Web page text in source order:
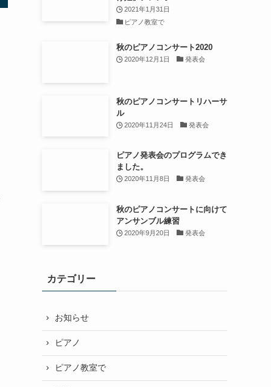
2021年1月31日
ピアノ教室で
秋のピアノコンサート2020
2020年12月1日 発表会
秋のピアノコンサートリハーサ
ル
2020年11月24日 発表会
ピアノ発表会のプログラムでき
ました。
2020年11月8日 発表会
秋のピアノコンサートに向けて
アンサンブル練習
2020年9月20日 発表会
カテゴリー
お知らせ
ピアノ
ピアノ教室で